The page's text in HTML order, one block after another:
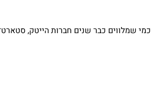
שמלווים כבר שנים חברות הייטק,